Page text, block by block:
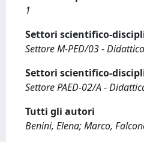
1
Settori scientifico-
Settore M-PED/03 -
Settori scientifico-
Settore PAED-02/A -
Tutti gli autori
Benini, Elena; Marco,